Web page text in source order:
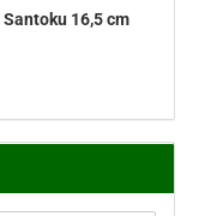
16,5 cm